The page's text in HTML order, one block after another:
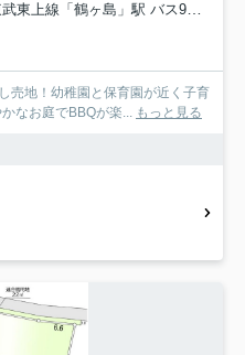
上線「鶴ヶ島」駅 バス9分 東武バス「川鶴団地」 停歩5分
売地！幼稚園と保育園が近く子育
なお庭でBBQが楽... もっと見る